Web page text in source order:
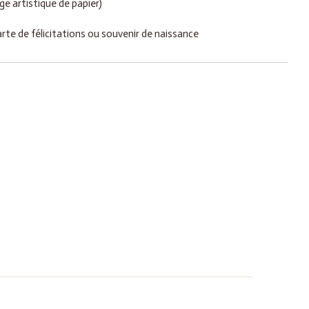
artistique de papier)
de félicitations ou souvenir de naissance